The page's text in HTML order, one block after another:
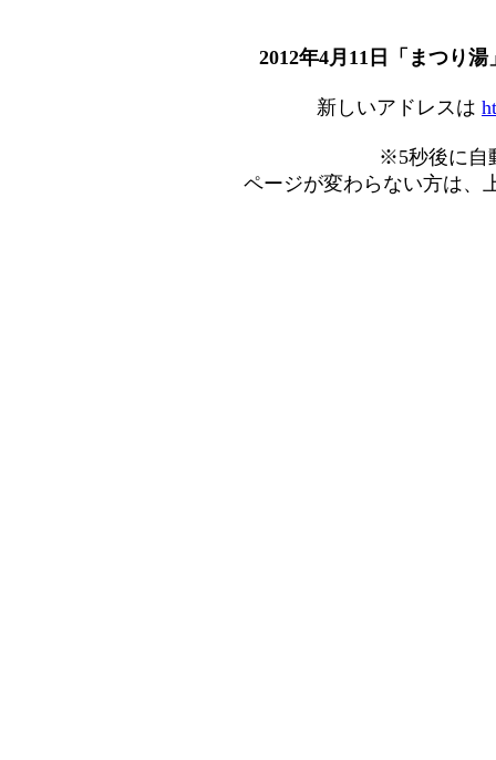
2012年4月11日「まつり
新しいアドレスは
※5秒後に自
ページが変わらない方は、